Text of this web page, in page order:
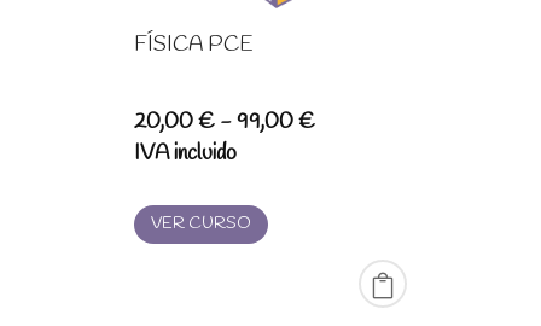
FÍSICA PCE
20,00€ -99,00€Rango
hasta
99,00 €
IVA incluido
VER CURSO